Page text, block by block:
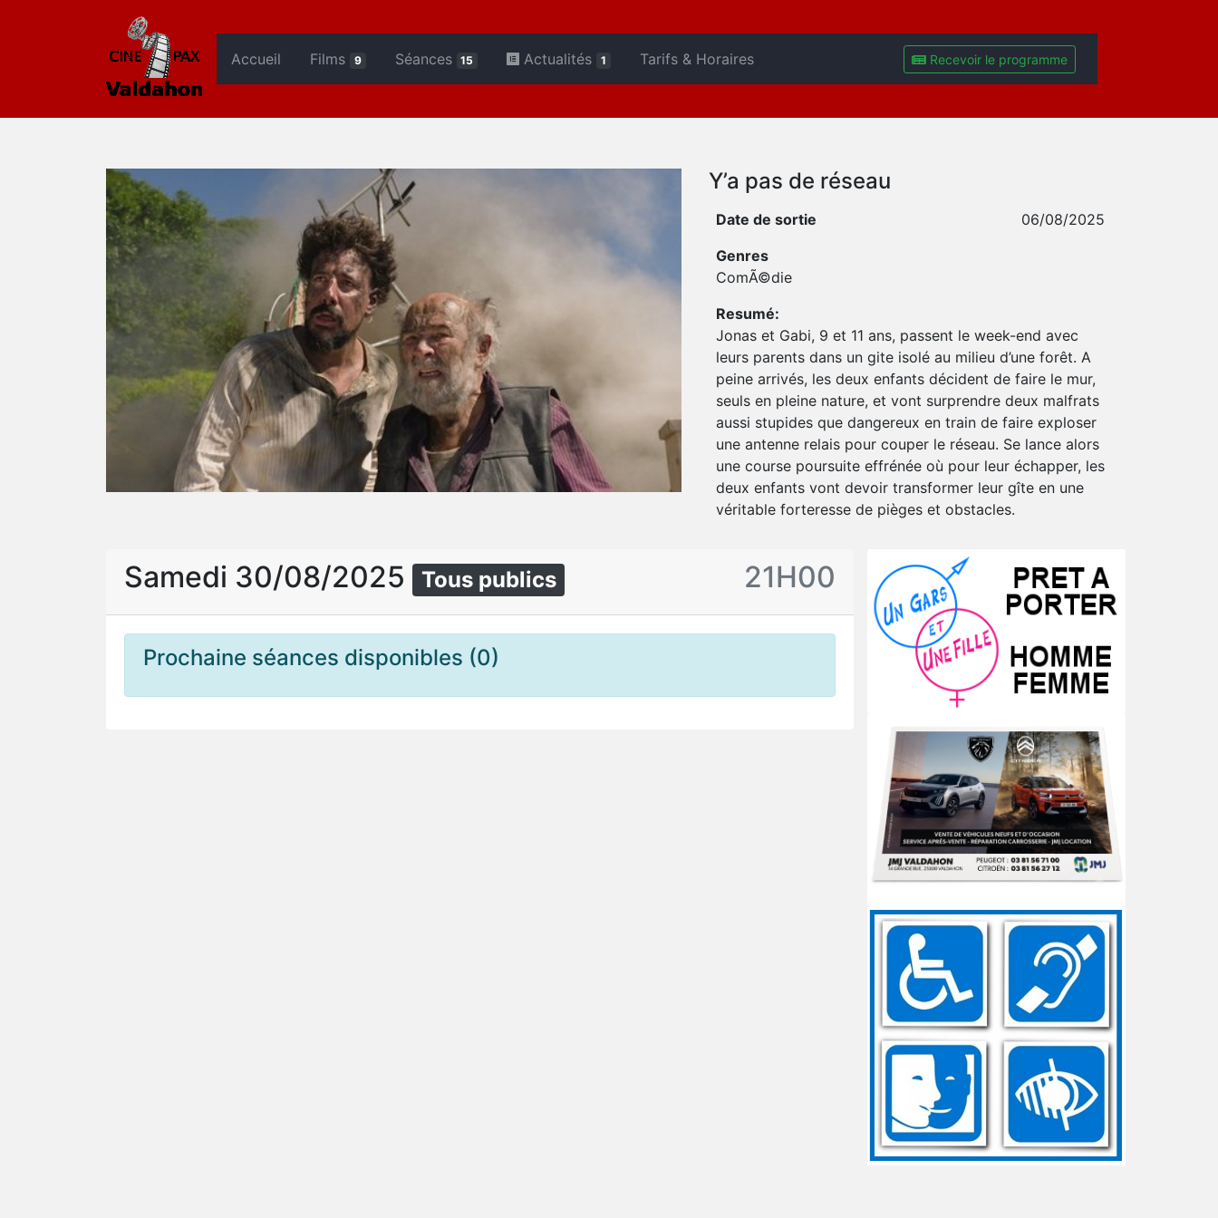
Accueil Films 9 Séances 15 Actualités 1 Tarifs & Horaires Recevoir le programme
Y’a pas de réseau
Date de sortie
06/08/2025
Genres
ComÃ©die
Resumé:
Jonas et Gabi, 9 et 11 ans, passent le week-end avec
leurs parents dans un gite isolé au milieu d’une forêt. A
peine arrivés, les deux enfants décident de faire le mur,
seuls en pleine nature, et vont surprendre deux malfrats
aussi stupides que dangereux en train de faire exploser
une antenne relais pour couper le réseau. Se lance alors
une course poursuite effrénée où pour leur échapper, les
deux enfants vont devoir transformer leur gîte en une
véritable forteresse de pièges et obstacles.
Samedi 30/08/2025 Tous publics 21H00
Prochaine séances disponibles (0)